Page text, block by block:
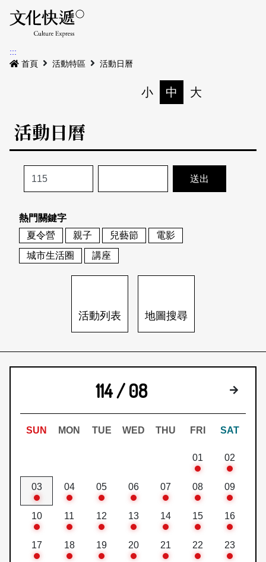
最新公告
本期專題
歷史專題
活動特區
活動列表
地圖搜尋
關於我們
關於我們
刊物索取地點
會員基本資料
刊登活動
網站導覽 English
日本語 登入/註冊
:::
首頁
活動特區 活動日曆
小 中 大
活動日曆
熱門關鍵字
夏令營
親子 兒藝節
電影
城市生活圈
講座
活動列表 地圖搜尋
114 / 08 下個月
SUN MON TUE WED THU FRI SAT
01 02
03 04 05 06 07 08 09
10 11 12 13 14 15 16
17 18 19 20 21 22 23